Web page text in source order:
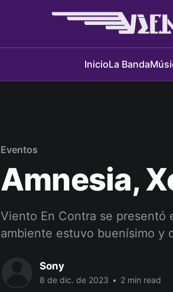
InicioLa Banda
Eventos
Amnesia,
Viento En Contra se presentó
ambiente estuvo buenísimo y
Sony
8 de dic. de 2023 • 2 min read